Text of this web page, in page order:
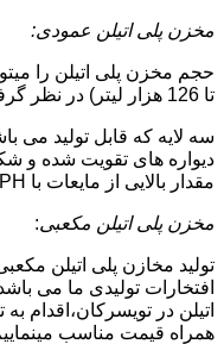
مخزن پلی اتیلن عمودی:
تا 126 هزار لیتر) در نظر گرفت.در انواع تک لایه،دولایه و
سه لایه که قابل تولید می
دیواره های تقویت شده و
مقدار بالایی از مایعات با PH بالا و پایین را دارد.
مخزن پلی اتیلن مکعبی:
افتخارات تولیدی ما می
اتیلن در تویسرکان،اقدام
همراه قیمت مناسب